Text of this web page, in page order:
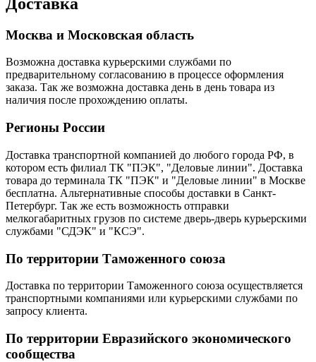
Москва и Московская область
Возможна доставка курьерскими службами по
предварительному согласованию в процессе оформления
заказа. Так же возможна доставка день в день товара из
наличия после прохождению оплаты.
Регионы России
Доставка транспортной компанией до любого города РФ, в
котором есть филиал ТК "ПЭК", "Деловые линии". Доставка
товара до терминала ТК "ПЭК" и "Деловые линии" в Москве
бесплатна. Альтернативные способы доставки в Санкт-
Петербург. Так же есть возможность отправки
мелкогабаритных грузов по системе дверь-дверь курьерскими
службами "СДЭК" и "КСЭ".
По территории Таможенного союза
Доставка по территории Таможенного союза осуществляется
транспортными компаниями или курьерскими службами по
запросу клиента.
По территории Евразийского экономического
сообщества